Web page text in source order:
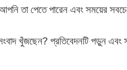
তা পেতে পারেন এবং সময়ের
খুঁজছেন? প্রতিবেদনটি পড়ুন